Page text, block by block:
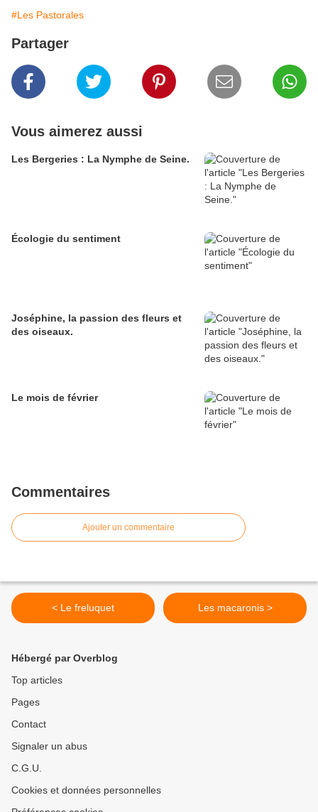
#Les Pastorales
Partager
Vous aimerez aussi
Les Bergeries : La Nymphe de Seine.
Écologie du sentiment
Joséphine, la passion des fleurs et
des oiseaux.
Le mois de février
Commentaires
Ajouter un commentaire
< Le freluquet Les macaronis >
Hébergé par Overblog
Top articles
Pages
Contact
Signaler un abus
C.G.U.
Cookies et données personnelles